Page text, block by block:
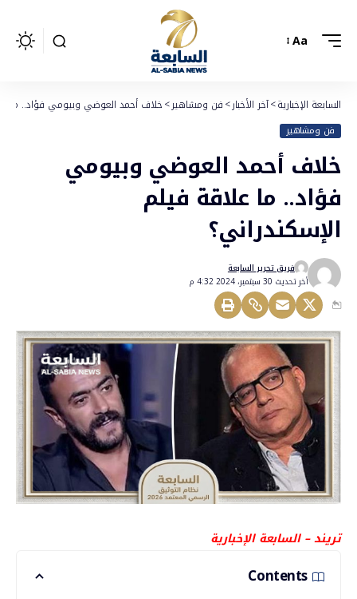
Aa
السابعة الإخبارية>آخر الأخبار>فن ومشاهير>خلاف أحمد العوضي وبيومي فؤاد.. ما
فن ومشاهير
خلاف أحمد العوضي وبيومي
فؤاد.. ما علاقة فيلم
الإسكندراني؟
أخر تحديث 30 سبتمبر، 2024 4:32 م
فريق تحرير السابعة
تريند – السابعة الإخبارية
Contents